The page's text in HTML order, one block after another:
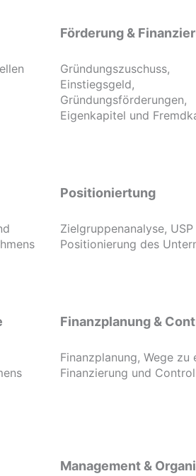
Förderung &
Gründungszuschuss,
Einstiegsgeld,
Gründungsförderungen,
Eigenkapitel und
Positioniertung
Zielgruppenanalyse, USP
Positionierung des
Finanzplanung &
Finanzplanung, Wege zu
Finanzierung und
Management &